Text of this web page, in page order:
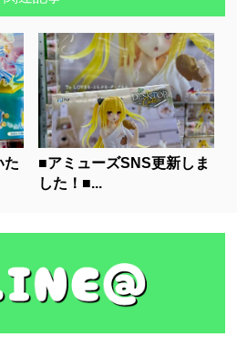
た
■アミューズSNS更新しま
した！■...